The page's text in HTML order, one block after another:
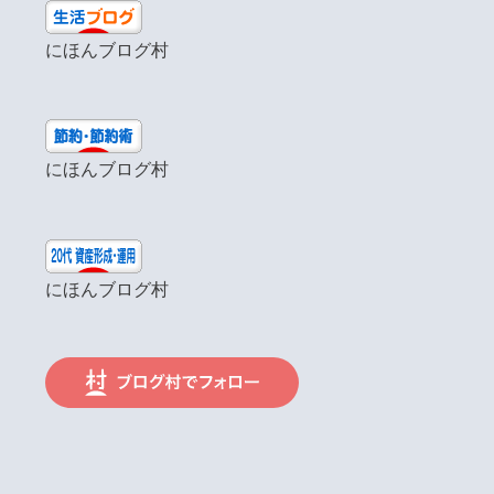
にほんブログ村
にほんブログ村
にほんブログ村